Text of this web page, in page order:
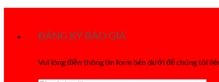
ĐĂNG KÝ BÁO GIÁ
Vui lòng điền thông tin form bên dưới để chúng tôi